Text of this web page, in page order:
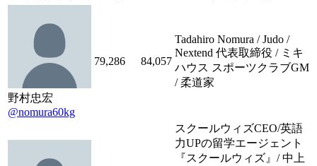
野村忠宏
@nomura60kg
79,286 84,057
Tadahiro Nomura / Judo /
Nextend 代表取締役 / ミキ
ハウス スポーツクラブGM
/ 柔道家
スクールウィズCEO/英語
力UPの留学エージェント
『スクールウィズ』/ 中上